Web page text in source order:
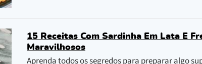
15 Receitas Com Sardinha Em Lata E
Maravilhosos
Aprenda todos os segredos para preparar algo